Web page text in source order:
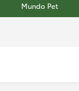
Mundo Pet